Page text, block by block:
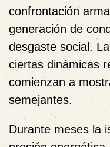
confrontación
generación de
desgaste social.
ciertas dinámicas
comienzan a
semejantes.
Durante meses la